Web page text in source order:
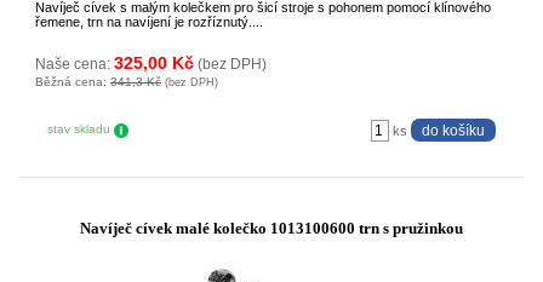
Navíječ cívek s malým kolečkem pro šicí stroje s pohonem pomocí klínového
řemene, trn na navíjení je rozříznutý....
Naše cena: 325,00 Kč (bez DPH)
Běžná cena: 341,3 Kč (bez DPH)
stav skladu ks
Navíječ cívek malé kolečko 1013100600 trn s pružinkou